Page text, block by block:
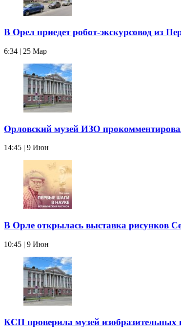
В Орел приедет робот-экскурсовод из
6:34 | 25 Мар
Орловский музей ИЗО
14:45 | 9 Июн
В Орле открылась выставка рисунков
10:45 | 9 Июн
КСП проверила музей изобразительных